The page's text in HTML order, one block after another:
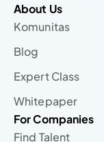
About Us
Komunitas
Blog
Expert Class
Whitepaper
For Companies
Find Talent